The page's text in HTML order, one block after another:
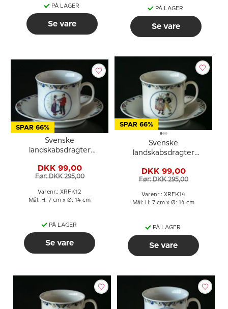
PÅ LAGER
Se vare
PÅ LAGER
Se vare
SPAR 66%
Svenske
landskabsdragter
Norrbotten
DKK 99,00
Før: DKK 295,00
Varenr.: XRFK12
Mål: H: 7 cm x Ø: 14 cm
PÅ LAGER
Se vare
SPAR 66%
Svenske
landskabsdragter
DKK 99,00
Før: DKK 295,00
Varenr.: XRFK14
Mål: H: 7 cm x Ø: 14 cm
PÅ LAGER
Se vare